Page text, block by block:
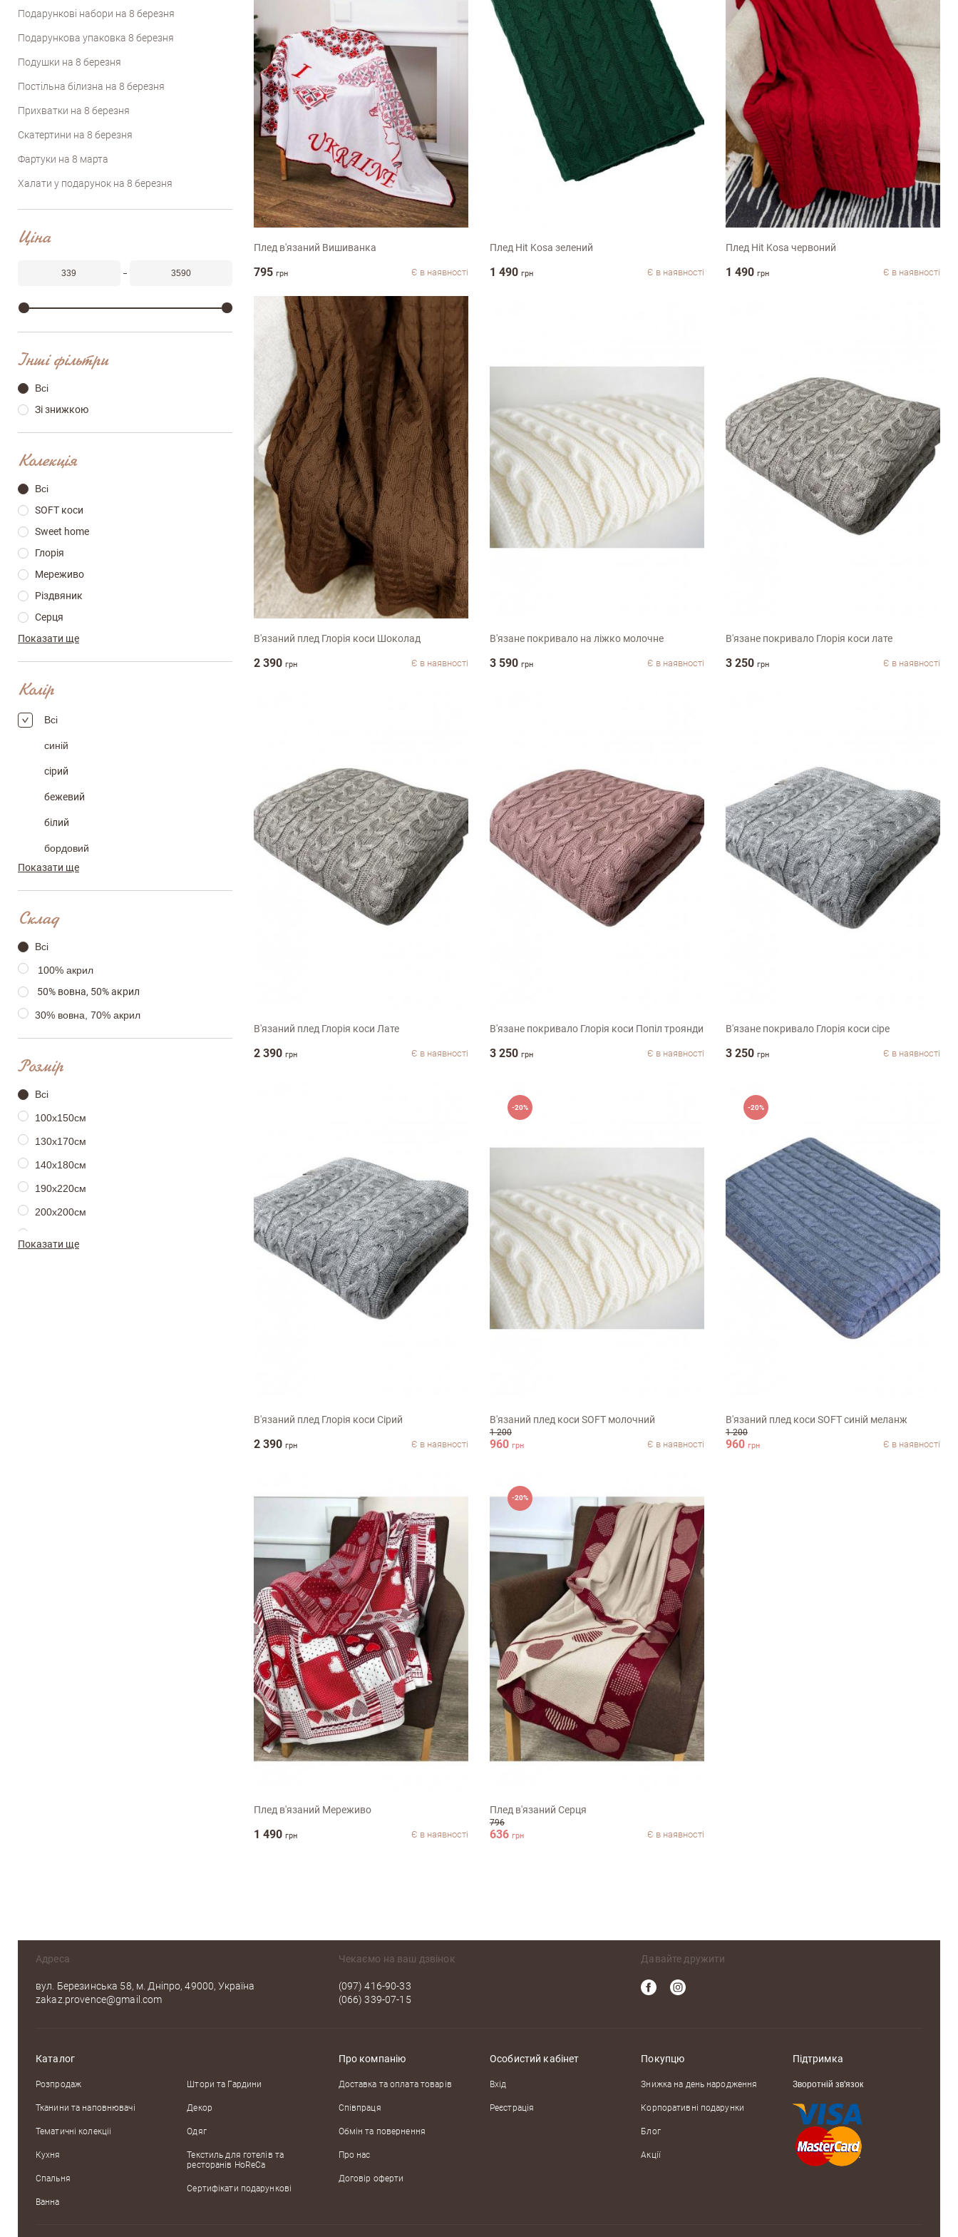
Подарункові набори на 8 березня
Подарункова упаковка 8 березня
Подушки на 8 березня
Постільна білизна на 8 березня
Прихватки на 8 березня
Скатертини на 8 березня
Фартуки на 8 марта
Халати у подарунок на 8 березня
Ціна
Інші фільтри
Всі
Зі знижкою
Колекція
Всі
SOFT коси
Sweet home
Глорія
Мереживо
Різдвяник
Серця
Показати ще
Колір
Всі
cиній
cірий
бежевий
білий
бордовий
бузковий
коричневий
молочний
рожевий
Показати ще
Склад
Всі
100% акрил
50% вовна, 50% акрил
30% вовна, 70% акрил
Розмір
Всі
100х150см
130х170см
140х180см
190х220см
200х200см
Показати ще
100х150см
Плед в'язаний Вишиванка
795 грн Є в наявності
Плед Hit Kosa зелений
1 490 грн Є в наявності
130х170см
Плед Hit Kosa червоний
1 490 грн Є в наявності
140х180см
В'язаний плед Глорiя коси Шоколад
2 390 грн Є в наявності
В'язане покривало на ліжко молочне
3 590 грн Є в наявності
В'язане покривало Глорія коси лате
3 250 грн Є в наявності
В'язаний плед Глорiя коси Лате
2 390 грн Є в наявності
В'язане покривало Глорія коси Попіл троянди
3 250 грн Є в наявності
В'язане покривало Глорія коси сіре
3 250 грн Є в наявності
В'язаний плед Глорiя коси Сiрий
2 390 грн Є в наявності
-20%
В'язаний плед коси SOFT молочний
1 200
960 грн Є в наявності
-20%
В'язаний плед коси SOFT синiй меланж
1 200
960 грн Є в наявності
130х170см
Плед в'язаний Мереживо
1 490 грн Є в наявності
-20%
100х150см
Плед в'язаний Серця
796
636 грн Є в наявності
Адреса
вул. Березинська 58, м. Дніпро, 49000, Україна
zakaz.provence@gmail.com
Чекаємо на ваш дзвінок
(097) 416-90-33
(066) 339-07-15
Давайте дружити
Каталог
Розпродаж
Тканини та наповнювачі
Тематичні колекцii
Кухня
Спальня
Ванна
Штори та Гардини
Декор
Одяг
Текстиль для готелів та
ресторанів HoReCa
Сертифікати подарункові
Про компанію
Доставка та оплата товарів
Співпраця
Обмін та повернення
Про нас
Договір оферти
Особистий кабінет
Вхід
Реєстрація
Покупцю
Знижка на день народження
Корпоративні подарунки
Блог
Акції
Підтримка
Зворотній зв'язок
Залишити вiдгук про магазин
email